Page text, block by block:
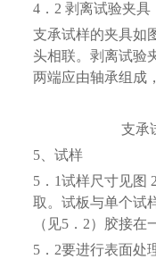
4．2 剥离试验夹具
支承试样的夹具如
头相联。剥离试验
两端应由轴承组成
支承
5、试样
5．1试样尺寸见图
取。试板与单个试
（见5．2）胶接在
5．2要进行表面处